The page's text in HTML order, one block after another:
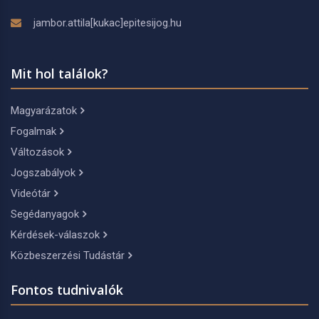
jambor.attila[kukac]epitesijog.hu
Mit hol találok?
Magyarázatok
Fogalmak
Változások
Jogszabályok
Videótár
Segédanyagok
Kérdések-válaszok
Közbeszerzési Tudástár
Fontos tudnivalók